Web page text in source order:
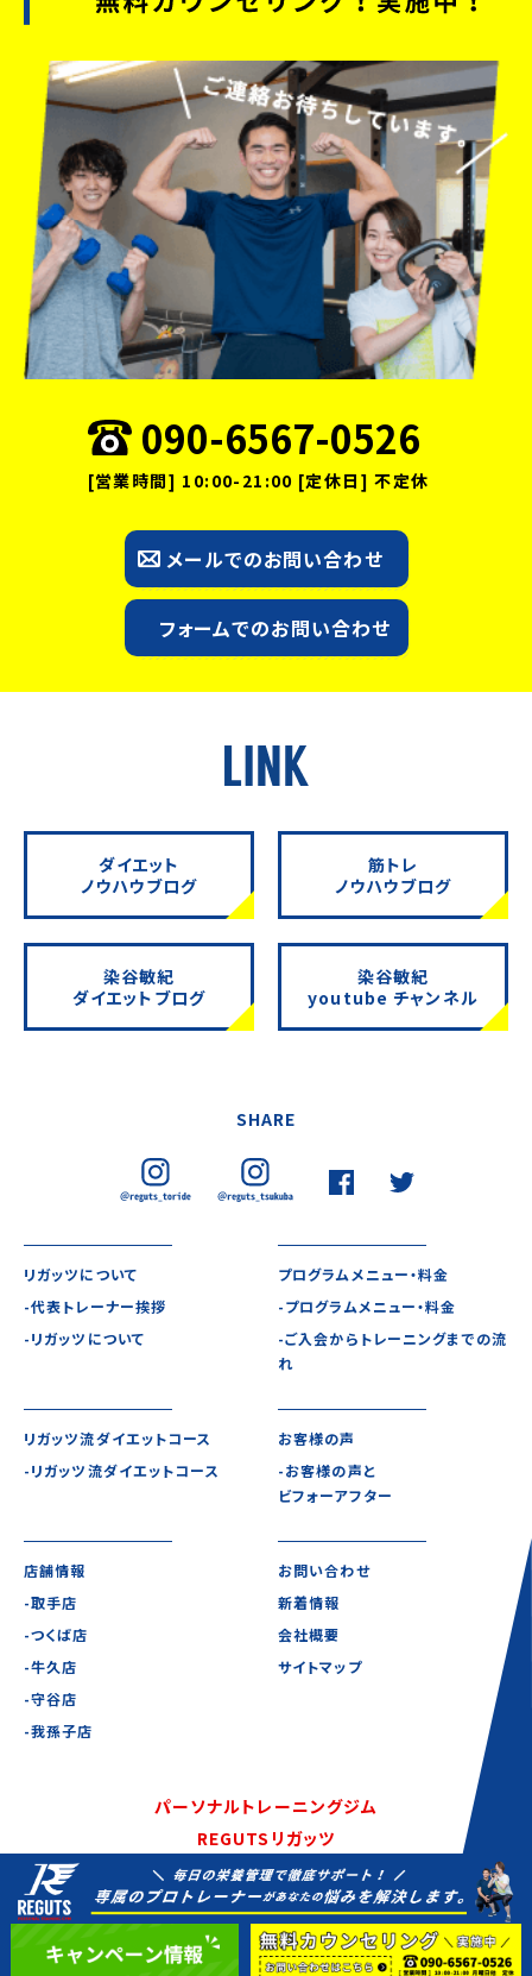
090-6567-0526
[営業時間] 10:00-21:00 [定休日] 不定休
メールでのお問い合わせ
フォームでのお問い合わせ
ダイエット
ノウハウブログ
筋トレ
ノウハウブログ
染谷敏紀
ダイエットブログ
染谷敏紀
youtube チャンネル
SHARE
リガッツについて
-代表トレーナー挨拶
-リガッツについて
プログラムメニュー・料金
-プログラムメニュー・料金
-ご入会からトレーニングまでの流
れ
リガッツ流ダイエットコース
-リガッツ流ダイエットコース
お客様の声
-お客様の声と
ビフォーアフター
店舗情報
-取手店
-つくば店
-牛久店
-守谷店
-我孫子店
お問い合わせ
新着情報
会社概要
サイトマップ
パーソナルトレーニングジム
REGUTSリガッツ
©2020-2021 REGUTS